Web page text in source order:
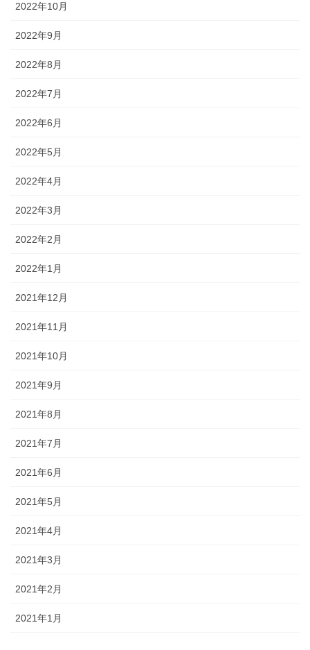
2022年10月
2022年9月
2022年8月
2022年7月
2022年6月
2022年5月
2022年4月
2022年3月
2022年2月
2022年1月
2021年12月
2021年11月
2021年10月
2021年9月
2021年8月
2021年7月
2021年6月
2021年5月
2021年4月
2021年3月
2021年2月
2021年1月